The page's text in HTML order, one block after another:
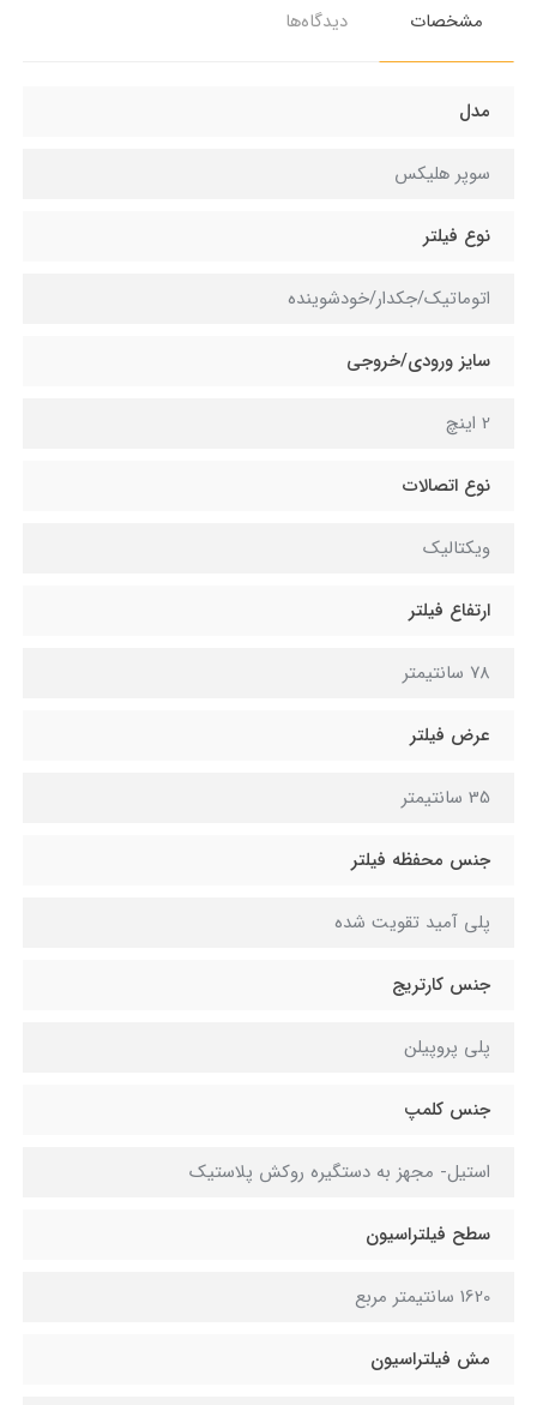
مشخصات دیدگاه‌ها
مدل
سوپر هلیکس
نوع فیلتر
اتوماتیک/جکدار/خودشوینده
سایز ورودی/خروجی
2 اینچ
نوع اتصالات
ویکتالیک
ارتفاع فیلتر
78 سانتیمتر
عرض فیلتر
35 سانتیمتر
جنس محفظه فیلتر
پلی آمید تقویت شده
جنس کارتریج
پلی پروپیلن
جنس کلمپ
استیل- مجهز به دستگیره روکش پلاستیک
سطح فیلتراسیون
1620 سانتیمتر مربع
مش فیلتراسیون